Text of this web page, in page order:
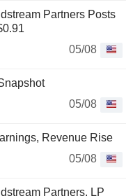
Partners Posts
05/08
05/08
Revenue Rise
05/08
Partners, LP